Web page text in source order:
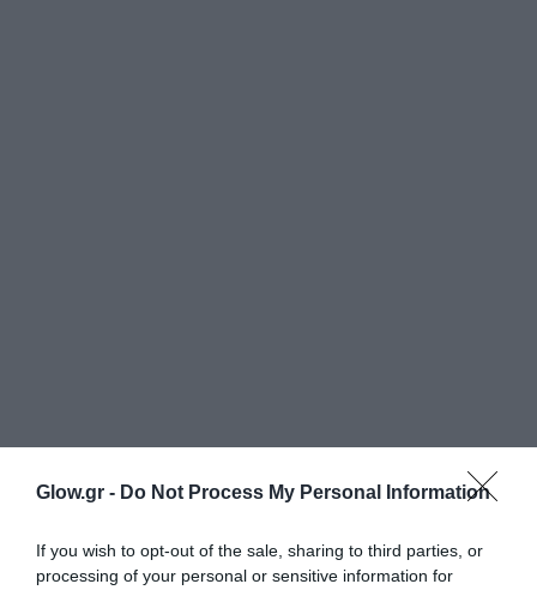
Glow.gr - Do Not Process My Personal Information
If you wish to opt-out of the sale, sharing to third parties, or
processing of your personal or sensitive information for